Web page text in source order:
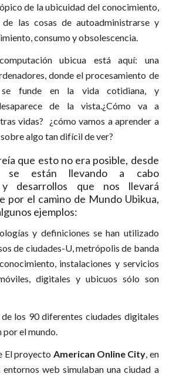
de la ubicuidad del conocimiento,
las cosas de autoadministrarse y
consumo y obsolescencia.
ubicua está aquí: una
donde el procesamiento de
se funde en la vida cotidiana, y
de la vista.¿Cómo va a
vidas? ¿cómo vamos a aprender a
algo tan difícil de ver?
que esto no era posible, desde
se están llevando a cabo
y desarrollos que nos llevará
por el camino de Mundo Ubikua,
ejemplos:
y definiciones se han utilizado
de ciudades-U, metrópolis de banda
instalaciones y servicios
digitales y ubicuos sólo son
los 90 diferentes ciudades digitales
por el mundo.
El proyecto American Online City, en
web simulaban una ciudad a